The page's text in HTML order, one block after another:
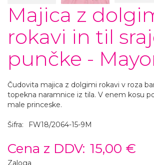
Majica z
rokavi in til
punčke -
Čudovita majica z dolgimi rokavi v roza
topekna naramnice iz tila. V enem kosu
male princeske.
Šifra: FW18/2064-15-9M
Cena z DDV: 15,00 €
Zaloga